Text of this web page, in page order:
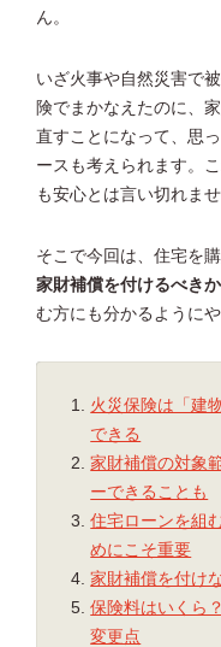
ん。
いざ火事や自然災害で
険でまかなえたのに、
直すことになって、思
ースも考えられます。
も安心とは言い切れませ
そこで今回は、住宅を
家財補償を付けるべき
む方にも分かるように
火災保険は「建
できる
家財補償の対象
ーできることも
住宅ローンを組
めにこそ重要
家財補償を付け
保険料はいくら
変更点